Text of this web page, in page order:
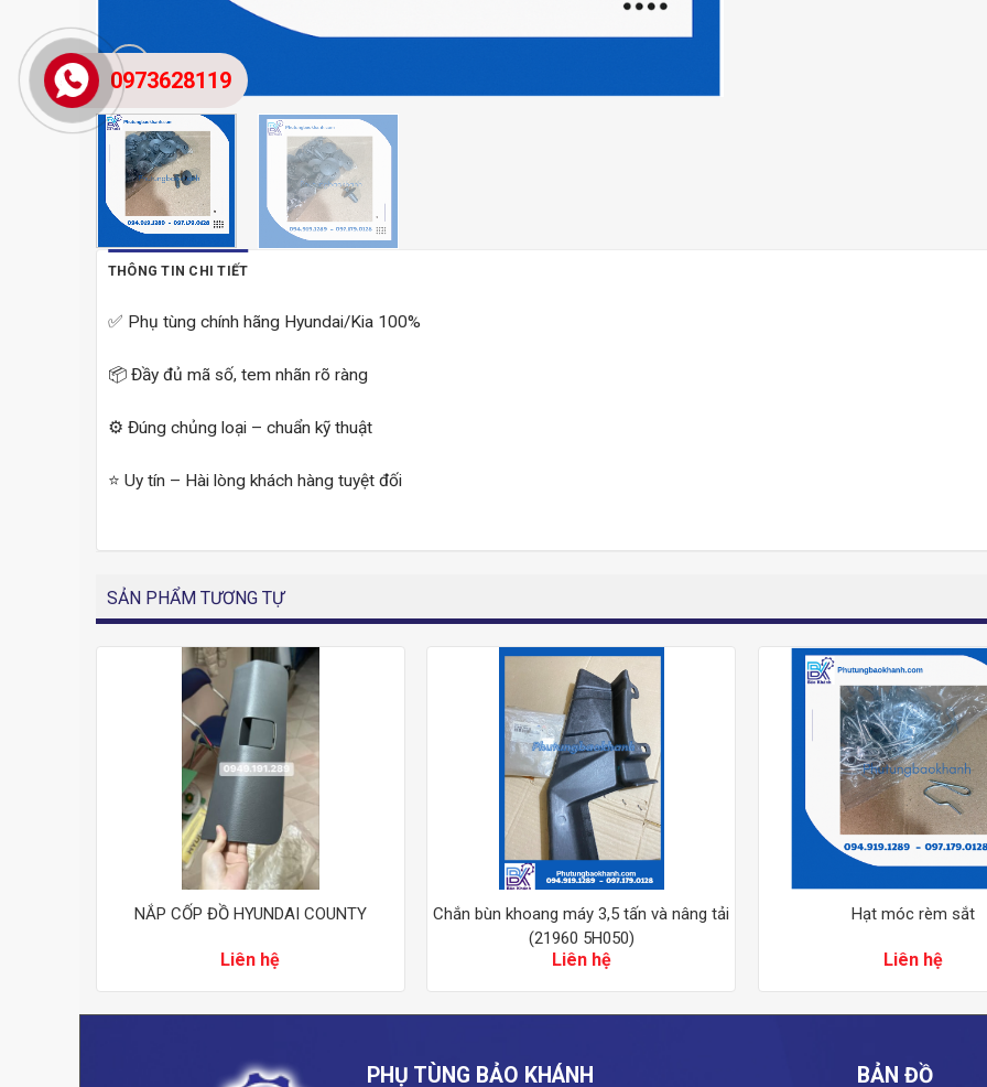
THÔNG TIN CHI TIẾT
✅ Phụ tùng chính hãng Hyundai/Kia 100%
📦 Đầy đủ mã số, tem nhãn rõ ràng
⚙️ Đúng chủng loại – chuẩn kỹ thuật
⭐ Uy tín – Hài lòng khách hàng tuyệt đối
SẢN PHẨM TƯƠNG TỰ
NẮP CỐP ĐỒ HYUNDAI COUNTY
Liên hệ
Chắn bùn khoang máy 3,5 tấn và nâng tải
(21960 5H050)
Liên hệ
Hạt móc rèm sắt
Liên hệ
PHỤ TÙNG BẢO KHÁNH BẢN ĐỒ
0973628119